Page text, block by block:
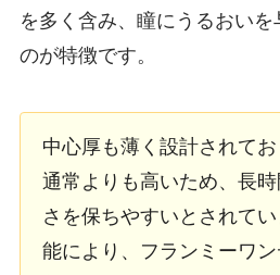
を多く含み、瞳にうるおい
のが特徴です。
中心厚も薄く設計されて
通常よりも高いため、長
さを保ちやすいとされて
能により、フランミーワ